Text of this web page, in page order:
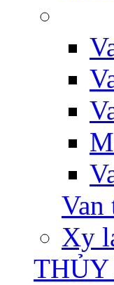
Van
Xy